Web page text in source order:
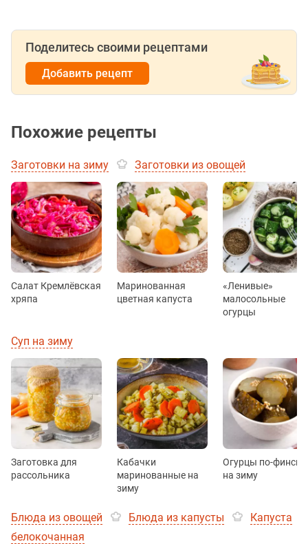
Поделитесь своими рецептами
Добавить рецепт
Похожие рецепты
Заготовки на зиму Заготовки из овощей
Салат Кремлёвская
хряпа
Маринованная
цветная капуста
«Ленивые»
малосольные
огурцы
Суп на зиму
Заготовка для
рассольника
Кабачки
маринованные на
зиму
Огурцы по-фински
на зиму
Блюда из овощей Блюда из капусты
Капуста
белокочанная